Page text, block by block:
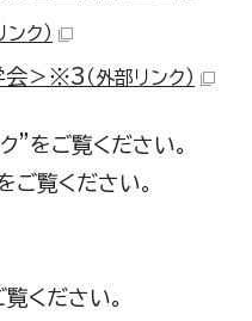
ンク）
会＞※3 （外部リンク）
をご覧ください。
覧ください。
ださい。